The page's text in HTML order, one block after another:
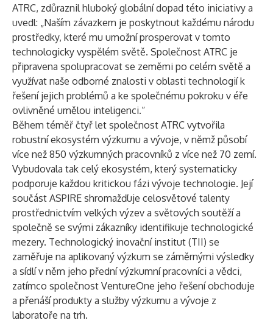
ATRC, zdůraznil hluboký globální dopad této iniciativy a
uvedl: „Naším závazkem je poskytnout každému národu
prostředky, které mu umožní prosperovat v tomto
technologicky vyspělém světě. Společnost ATRC je
připravena spolupracovat se zeměmi po celém světě a
využívat naše odborné znalosti v oblasti technologií k
řešení jejich problémů a ke společnému pokroku v éře
ovlivněné umělou inteligenci.“
Během téměř čtyř let společnost ATRC vytvořila
robustní ekosystém výzkumu a vývoje, v němž působí
více než 850 výzkumných pracovníků z více než 70 zemí.
Vybudovala tak celý ekosystém, který systematicky
podporuje každou kritickou fázi vývoje technologie. Její
součást ASPIRE shromažďuje celosvětové talenty
prostřednictvím velkých výzev a světových soutěží a
společně se svými zákazníky identifikuje technologické
mezery. Technologický inovační institut (TII) se
zaměřuje na aplikovaný výzkum se záměrnými výsledky
a sídlí v něm jeho přední výzkumní pracovníci a vědci,
zatímco společnost VentureOne jeho řešení obchoduje
a přenáší produkty a služby výzkumu a vývoje z
laboratoře na trh.